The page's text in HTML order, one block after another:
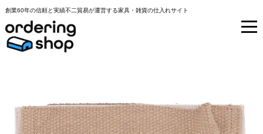
創業60年の信頼と実績不二貿易が運営する家具・雑貨の仕入れサイト